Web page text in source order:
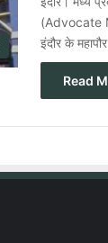
(Advocate
इंदौर के
Read